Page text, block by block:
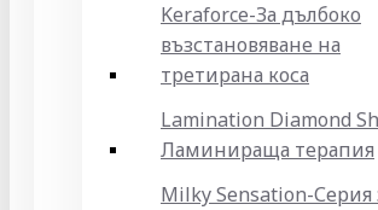
Keraforce-За дълбоко
възстановяване на
третирана коса
Lamination Diamond
Ламинираща терапия
Milky Sensation-Серия